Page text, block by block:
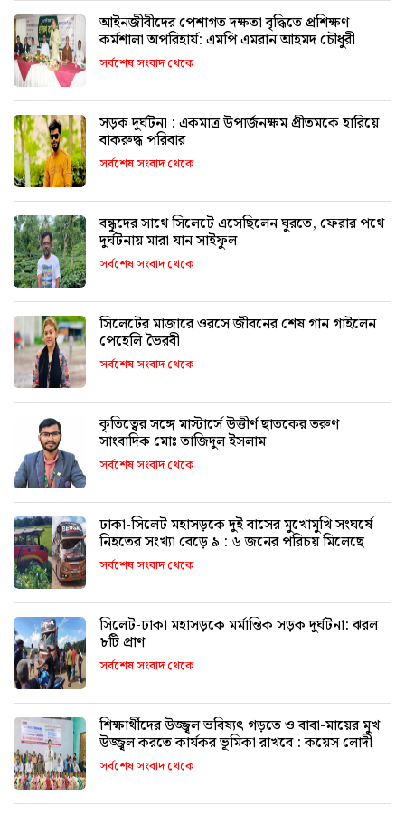
আইনজীবীদের পেশাগত দক্ষতা বৃদ্ধিতে প্রশিক্ষণ
কর্মশালা অপরিহার্য: এমপি এমরান আহমদ চৌধুরী
সর্বশেষ সংবাদ থেকে
সড়ক দুর্ঘটনা : একমাত্র উপার্জনক্ষম প্রীতমকে হারিয়ে
বাকরুদ্ধ পরিবার
সর্বশেষ সংবাদ থেকে
বন্ধুদের সাথে সিলেটে এসেছিলেন ঘুরতে, ফেরার পথে
দুর্ঘটনায় মারা যান সাইফুল
সর্বশেষ সংবাদ থেকে
সিলেটের মাজারে ওরসে জীবনের শেষ গান গাইলেন
পেহেলি ভৈরবী
সর্বশেষ সংবাদ থেকে
কৃতিত্বের সঙ্গে মাস্টার্সে উত্তীর্ণ ছাতকের তরুণ
সাংবাদিক মোঃ তাজিদুল ইসলাম
সর্বশেষ সংবাদ থেকে
ঢাকা-সিলেট মহাসড়কে দুই বাসের মুখোমুখি সংঘর্ষে
নিহতের সংখ্যা বেড়ে ৯ : ৬ জনের পরিচয় মিলেছে
সর্বশেষ সংবাদ থেকে
সিলেট-ঢাকা মহাসড়কে মর্মান্তিক সড়ক দুর্ঘটনা: ঝরল
৮টি প্রাণ
সর্বশেষ সংবাদ থেকে
শিক্ষার্থীদের উজ্জ্বল ভবিষ্যৎ গড়তে ও বাবা-মায়ের মুখ
উজ্জ্বল করতে কার্যকর ভূমিকা রাখবে : কয়েস লোদী
সর্বশেষ সংবাদ থেকে